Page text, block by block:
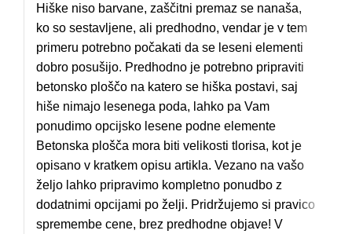
Hiške niso barvane, zaščitni premaz se nanaša,
ko so sestavljene, ali predhodno, vendar je v tem
primeru potrebno počakati da se leseni elementi
dobro posušijo. Predhodno je potrebno pripraviti
betonsko ploščo na katero se hiška postavi, saj
hiše nimajo lesenega poda, lahko pa Vam
ponudimo opcijsko lesene podne elemente
Betonska plošča mora biti velikosti tlorisa, kot je
opisano v kratkem opisu artikla. Vezano na vašo
željo lahko pripravimo kompletno ponudbo z
dodatnimi opcijami po želji. Pridržujemo si pravico
spremembe cene, brez predhodne objave! V